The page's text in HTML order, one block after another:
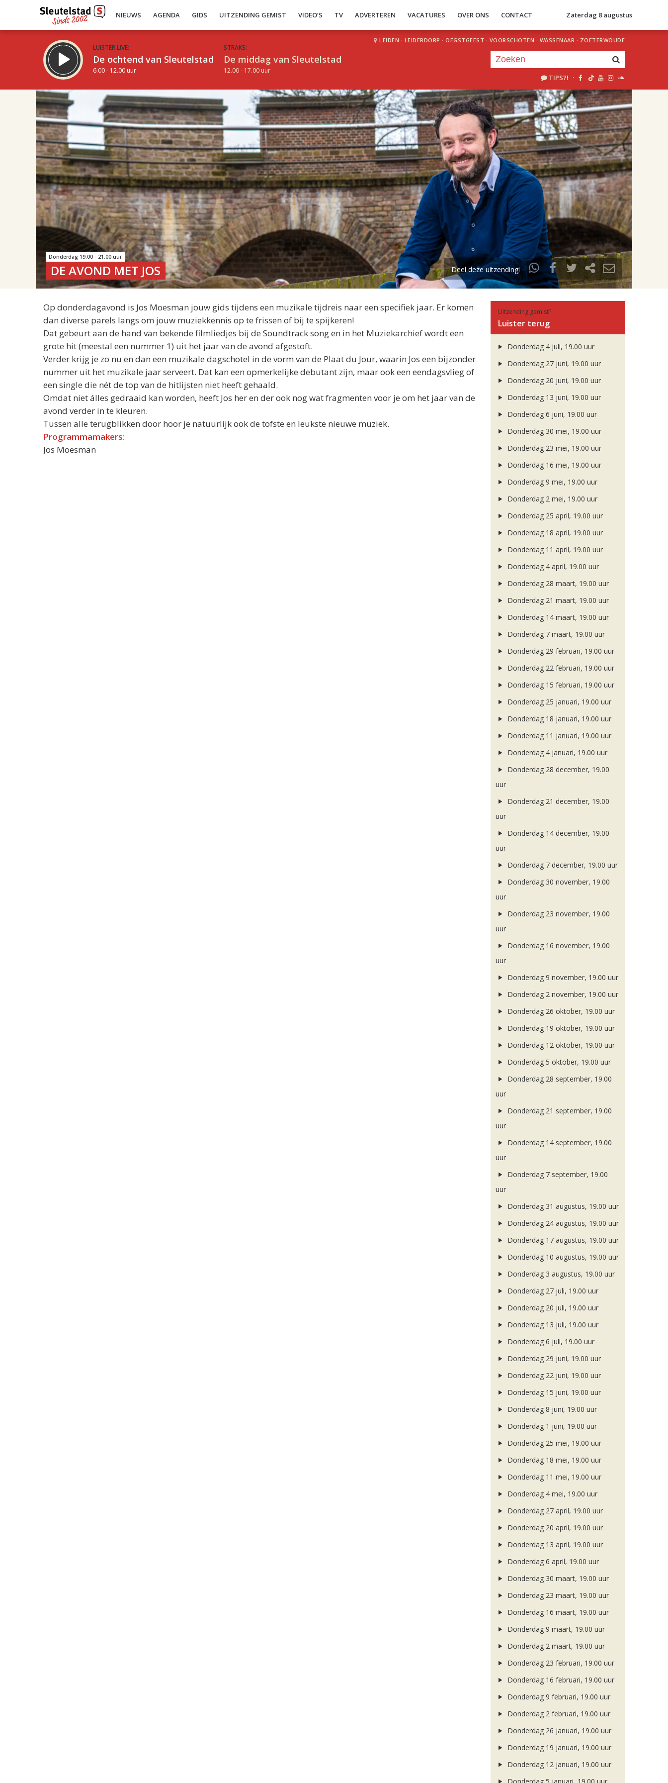
NIEUWS AGENDA GIDS UITZENDING GEMIST VIDEO’S TV ADVERTEREN VACATURES OVER ONS CONTACT Zaterdag 8 augustus
LUISTER LIVE:
De ochtend van Sleutelstad
6.00 - 12.00 uur
STRAKS:
De middag van Sleutelstad
12.00 - 17.00 uur
LEIDEN · LEIDERDORP · OEGSTGEEST · VOORSCHOTEN · WASSENAAR · ZOETERWOUDE
TIPS?! ·
19.00 20.00
Je luistert nu naaruur 1 van 2
«Vorig uur Volgend uur»
Inklappen
Donderdag 19.00 - 21.00 uur
DE AVOND MET JOS Deel deze uitzending!
Op donderdagavond is Jos Moesman jouw gids tijdens een muzikale tijdreis naar een specifiek jaar. Er komen
dan diverse parels langs om jouw muziekkennis op te frissen of bij te spijkeren!
Dat gebeurt aan de hand van bekende filmliedjes bij de Soundtrack song en in het Muziekarchief wordt een
grote hit (meestal een nummer 1) uit het jaar van de avond afgestoft.
Verder krijg je zo nu en dan een muzikale dagschotel in de vorm van de Plaat du Jour, waarin Jos een bijzonder
nummer uit het muzikale jaar serveert. Dat kan een opmerkelijke debutant zijn, maar ook een eendagsvlieg of
een single die nét de top van de hitlijsten niet heeft gehaald.
Omdat niet álles gedraaid kan worden, heeft Jos her en der ook nog wat fragmenten voor je om het jaar van de
avond verder in te kleuren.
Tussen alle terugblikken door hoor je natuurlijk ook de tofste en leukste nieuwe muziek.
Programmamakers:
Jos Moesman
Uitzending gemist?
Luister terug
Donderdag 4 juli, 19.00 uur
Donderdag 27 juni, 19.00 uur
Donderdag 20 juni, 19.00 uur
Donderdag 13 juni, 19.00 uur
Donderdag 6 juni, 19.00 uur
Donderdag 30 mei, 19.00 uur
Donderdag 23 mei, 19.00 uur
Donderdag 16 mei, 19.00 uur
Donderdag 9 mei, 19.00 uur
Donderdag 2 mei, 19.00 uur
Donderdag 25 april, 19.00 uur
Donderdag 18 april, 19.00 uur
Donderdag 11 april, 19.00 uur
Donderdag 4 april, 19.00 uur
Donderdag 28 maart, 19.00 uur
Donderdag 21 maart, 19.00 uur
Donderdag 14 maart, 19.00 uur
Donderdag 7 maart, 19.00 uur
Donderdag 29 februari, 19.00 uur
Donderdag 22 februari, 19.00 uur
Donderdag 15 februari, 19.00 uur
Donderdag 25 januari, 19.00 uur
Donderdag 18 januari, 19.00 uur
Donderdag 11 januari, 19.00 uur
Donderdag 4 januari, 19.00 uur
Donderdag 28 december, 19.00
uur
Donderdag 21 december, 19.00
uur
Donderdag 14 december, 19.00
uur
Donderdag 7 december, 19.00 uur
Donderdag 30 november, 19.00
uur
Donderdag 23 november, 19.00
uur
Donderdag 16 november, 19.00
uur
Donderdag 9 november, 19.00 uur
Donderdag 2 november, 19.00 uur
Donderdag 26 oktober, 19.00 uur
Donderdag 19 oktober, 19.00 uur
Donderdag 12 oktober, 19.00 uur
Donderdag 5 oktober, 19.00 uur
Donderdag 28 september, 19.00
uur
Donderdag 21 september, 19.00
uur
Donderdag 14 september, 19.00
uur
Donderdag 7 september, 19.00
uur
Donderdag 31 augustus, 19.00 uur
Donderdag 24 augustus, 19.00 uur
Donderdag 17 augustus, 19.00 uur
Donderdag 10 augustus, 19.00 uur
Donderdag 3 augustus, 19.00 uur
Donderdag 27 juli, 19.00 uur
Donderdag 20 juli, 19.00 uur
Donderdag 13 juli, 19.00 uur
Donderdag 6 juli, 19.00 uur
Donderdag 29 juni, 19.00 uur
Donderdag 22 juni, 19.00 uur
Donderdag 15 juni, 19.00 uur
Donderdag 8 juni, 19.00 uur
Donderdag 1 juni, 19.00 uur
Donderdag 25 mei, 19.00 uur
Donderdag 18 mei, 19.00 uur
Donderdag 11 mei, 19.00 uur
Donderdag 4 mei, 19.00 uur
Donderdag 27 april, 19.00 uur
Donderdag 20 april, 19.00 uur
Donderdag 13 april, 19.00 uur
Donderdag 6 april, 19.00 uur
Donderdag 30 maart, 19.00 uur
Donderdag 23 maart, 19.00 uur
Donderdag 16 maart, 19.00 uur
Donderdag 9 maart, 19.00 uur
Donderdag 2 maart, 19.00 uur
Donderdag 23 februari, 19.00 uur
Donderdag 16 februari, 19.00 uur
Donderdag 9 februari, 19.00 uur
Donderdag 2 februari, 19.00 uur
Donderdag 26 januari, 19.00 uur
Donderdag 19 januari, 19.00 uur
Donderdag 12 januari, 19.00 uur